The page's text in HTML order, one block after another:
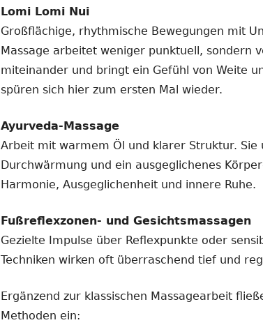
Lomi Lomi Nui
Großflächige, rhythmische Bewegungen mit
Massage arbeitet weniger punktuell, sondern
miteinander und bringt ein Gefühl von Weite
spüren sich hier zum ersten Mal wieder.
Ayurveda-Massage
Arbeit mit warmem Öl und klarer Struktur. Sie
Durchwärmung und ein ausgeglichenes
Harmonie, Ausgeglichenheit und innere Ruhe.
Fußreflexzonen- und Gesichtsmassagen
Gezielte Impulse über Reflexpunkte oder
Techniken wirken oft überraschend tief und
Ergänzend zur klassischen Massagearbeit
Methoden ein: